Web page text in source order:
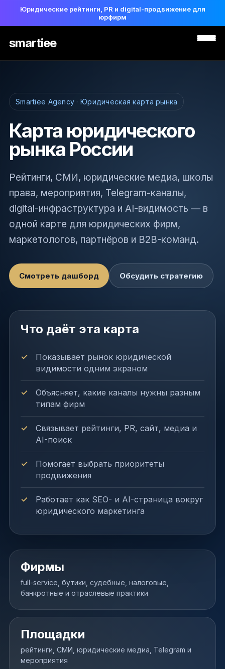
Юридические рейтинги, PR и digital-продвижение для
юрфирм
smartiee
Smartiee Agency · Юридическая карта рынка
Карта юридического
рынка России
Рейтинги, СМИ, юридические медиа, школы
права, мероприятия, Telegram-каналы,
digital-инфраструктура и AI-видимость — в
одной карте для юридических фирм,
маркетологов, партнёров и B2B-команд.
Смотреть дашборд Обсудить стратегию
Что даёт эта карта
Показывает рынок юридической
видимости одним экраном
Объясняет, какие каналы нужны разным
типам фирм
Связывает рейтинги, PR, сайт, медиа и
AI-поиск
Помогает выбрать приоритеты
продвижения
Работает как SEO- и AI-страница вокруг
юридического маркетинга
Фирмы
full-service, бутики, судебные, налоговые,
банкротные и отраслевые практики
Площадки
рейтинги, СМИ, юридические медиа, Telegram и
мероприятия